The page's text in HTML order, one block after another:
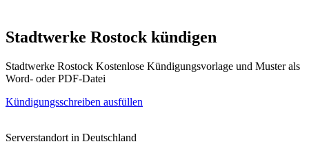
Stadtwerke Rostock kündigen
Stadtwerke Rostock Kostenlose Kündigungsvorlage und Muster als
Word- oder PDF-Datei
Kündigungsschreiben ausfüllen
Serverstandort in Deutschland